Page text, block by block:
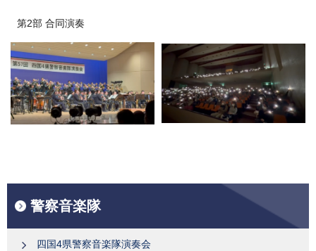
第2部 合同演奏
警察音楽隊
四国4県警察音楽隊演奏会